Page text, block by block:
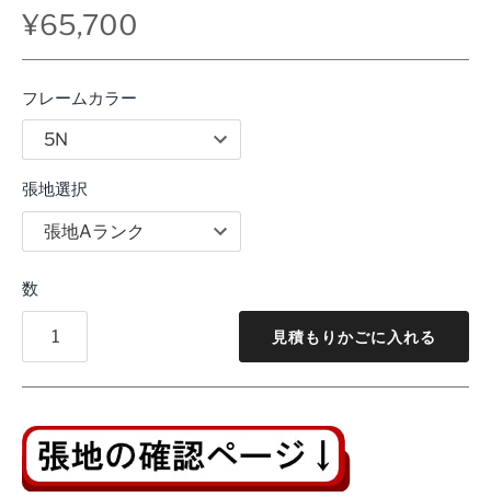
¥65,700
フレームカラー
張地選択
数
見積もりかごに入れる